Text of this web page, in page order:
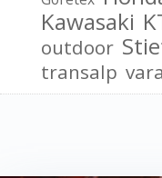
Kawasaki
outdoor
transalp